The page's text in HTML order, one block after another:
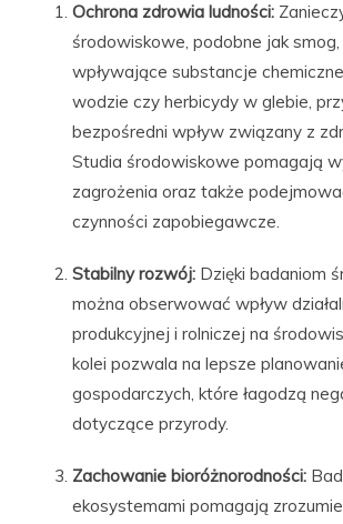
Ochrona zdrowia ludności:
środowiskowe, podobne jak
wpływające substancje
wodzie czy herbicydy w glebie,
bezpośredni wpływ związany z
Studia środowiskowe pomagają
zagrożenia oraz także
czynności zapobiegawcze.
Stabilny rozwój: Dzięki badaniom
można obserwować wpływ
produkcyjnej i rolniczej na
kolei pozwala na lepsze
gospodarczych, które łagodzą
dotyczące przyrody.
Zachowanie bioróżnorodności:
ekosystemami pomagają